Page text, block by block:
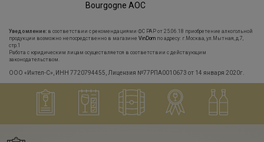
Bourgogne AOC
Уведомление: в соответствии с рекомендациями ФС РАР от 25.06.18 приобретение алкогольной
продукции возможно непосредственно в магазине VinDom по адресу: г.Москва, ул.Мытная, д.7,
стр.1
Работа с юридическим лицам осуществляется в соответствии с действующим
законодательством.
ООО «Интел-С», ИНН 7720794455, Лицензия №77РПА0010673 от 14 января 2020г.